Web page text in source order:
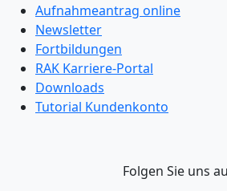
Aufnahmeantrag online
Newsletter
Fortbildungen
RAK Karriere-Portal
Downloads
Tutorial Kundenkonto
Folgen Sie uns